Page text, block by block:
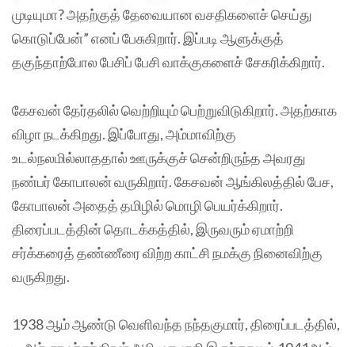
முடியுமா? அதற்குத் தேவையான வசதிகளைச் செய்து
கொடுப்பேன்” எனப் பேசுகிறார். இப்படி ஆளுக்குத்
தகுந்தாற்போல பேசிப் பேசி வாக்குகளைச் சேகரிக்கிறார்.
கேசவன் தேர்தலில் வெற்றியும் பெற்றுவிடுகிறார். அதற்காக
விழா நடக்கிறது. இப்போது, அம்மாவிற்கு
உடல்நலமில்லாததால் ஊருக்குச் சென்றிருந்த அவரது
நண்பர் கோபாலன் வருகிறார். கேசவன் ஆங்கிலத்தில் பேச,
கோபாலன் அதைத் தமிழில் மொழி பெயர்க்கிறார்.
திரைப்படத்தின் தொடக்கத்தில், இருவரும் ஏமாற்றி
சர்க்கரைத் தண்ணீரை விற்ற காட்சி நமக்கு நினைவிற்கு
வருகிறது.
1938 ஆம் ஆண்டு வெளிவந்த நந்தகுமார், திரைப்படத்தில்,